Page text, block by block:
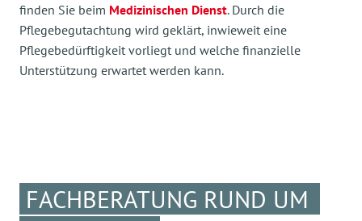
finden Sie beim Medizinischen Dienst. Durch die
Pflegebegutachtung wird geklärt, inwieweit eine
Pflegebedürftigkeit vorliegt und welche finanzielle
Unterstützung erwartet werden kann.
FACHBERATUNG RUND UM